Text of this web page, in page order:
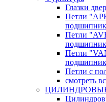
Глазки
Петли
Петли
Петли
Петли с
смотреть